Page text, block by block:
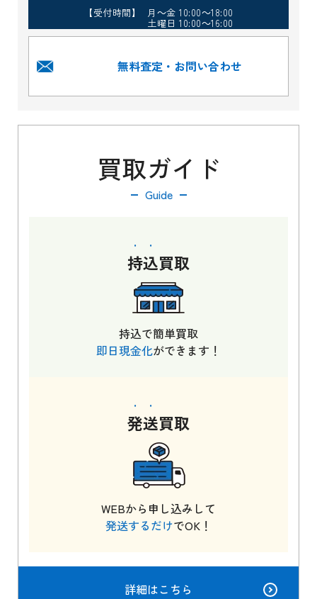
【受付時間】 月～金 10:00～18:00
土曜日 10:00～16:00
無料査定・お問い合わせ
買取ガイド
Guide
持込買取
持込で簡単買取
即日現金化ができます！
発送買取
WEBから申し込みして
発送するだけでOK！
詳細はこちら